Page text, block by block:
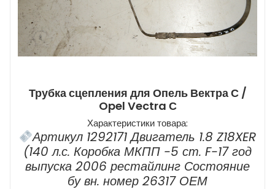
Трубка сцепления для Опель Вектра С /
Opel Vectra С
Характеристики товара:
Артикул 1292171 Двигатель 1.8 Z18XER
(140 л.с. Коробка МКПП -5 ст. F-17 год
выпуска 2006 рестайлинг Состояние
бу вн. номер 26317 ОЕМ